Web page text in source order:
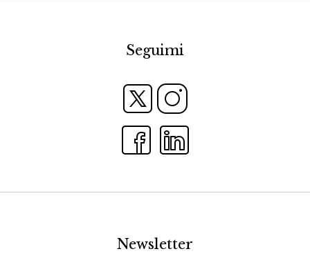
Seguimi
Newsletter